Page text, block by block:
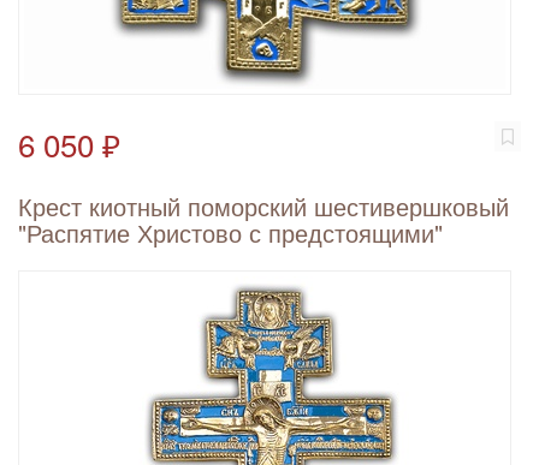
6 050 ₽
Крест киотный поморский шестивершковый
"Распятие Христово с предстоящими"